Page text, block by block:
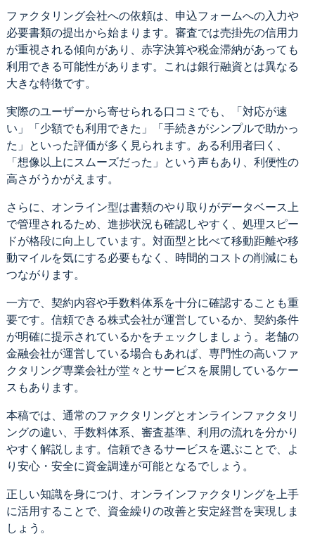
ファクタリング会社への依頼は、申込フォームへの入力や
必要書類の提出から始まります。審査では売掛先の信用力
が重視される傾向があり、赤字決算や税金滞納があっても
利用できる可能性があります。これは銀行融資とは異なる
大きな特徴です。
実際のユーザーから寄せられる口コミでも、「対応が速
い」「少額でも利用できた」「手続きがシンプルで助かっ
た」といった評価が多く見られます。ある利用者曰く、
「想像以上にスムーズだった」という声もあり、利便性の
高さがうかがえます。
さらに、オンライン型は書類のやり取りがデータベース上
で管理されるため、進捗状況も確認しやすく、処理スピー
ドが格段に向上しています。対面型と比べて移動距離や移
動マイルを気にする必要もなく、時間的コストの削減にも
つながります。
一方で、契約内容や手数料体系を十分に確認することも重
要です。信頼できる株式会社が運営しているか、契約条件
が明確に提示されているかをチェックしましょう。老舗の
金融会社が運営している場合もあれば、専門性の高いファ
クタリング専業会社が堂々とサービスを展開しているケー
スもあります。
本稿では、通常のファクタリングとオンラインファクタリ
ングの違い、手数料体系、審査基準、利用の流れを分かり
やすく解説します。信頼できるサービスを選ぶことで、よ
り安心・安全に資金調達が可能となるでしょう。
正しい知識を身につけ、オンラインファクタリングを上手
に活用することで、資金繰りの改善と安定経営を実現しま
しょう。